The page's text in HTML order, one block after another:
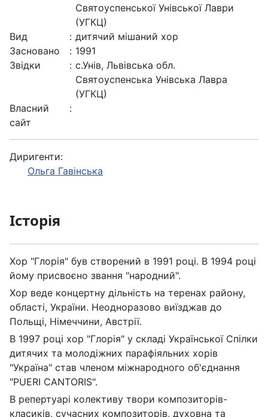
Святоуспенської Унівської Лаври
(УГКЦ)
Вид
: дитячий мішаний хор
Засновано
: 1991
Звідки
: с.Унів, Львівська обл.
Святоуспенська Унівська Лавра
(УГКЦ)
Власний
сайт
:
Диригенти:
Ольга Гавінська
Історія
Хор "Глорія" був створений в 1991 році. В 1994 році
йому присвоєно звання "народний".
Хор веде концертну дільність на теренах району,
області, України. Неодноразово виїзджав до
Польщі, Німеччини, Австрії.
В 1997 році хор "Глорія" у складі Української Спілки
дитячих та молодіжних парафіяльних хорів
"Україна" став членом міжнародного об'єднання
"PUERI CANTORIS".
В репертуарі колективу твори композиторів-
класиків, сучасних композиторів, духовна та